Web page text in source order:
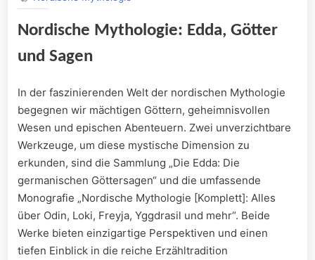
Nordische Mythologie: Edda, Götter
und Sagen
In der faszinierenden Welt der nordischen Mythologie
begegnen wir mächtigen Göttern, geheimnisvollen
Wesen und epischen Abenteuern. Zwei unverzichtbare
Werkzeuge, um diese mystische Dimension zu
erkunden, sind die Sammlung „Die Edda: Die
germanischen Göttersagen“ und die umfassende
Monografie „Nordische Mythologie [Komplett]: Alles
über Odin, Loki, Freyja, Yggdrasil und mehr“. Beide
Werke bieten einzigartige Perspektiven und einen
tiefen Einblick in die reiche Erzähltradition